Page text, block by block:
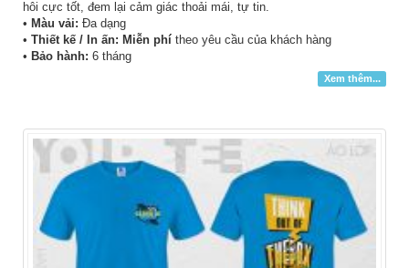
hôi cực tốt, đem lại cảm giác thoải mái, tự tin.
• Màu vải: Đa dạng
• Thiết kế / In ấn: Miễn phí theo yêu cầu của khách hàng
• Bảo hành: 6 tháng
Xem thêm...